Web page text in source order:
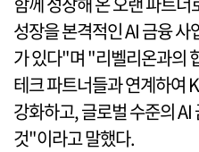
성장을 본격적인 AI 금융
가 있다"며 "리벨리온과의
테크 파트너들과 연계하여
강화하고, 글로벌 수준의
것"이라고 말했다.